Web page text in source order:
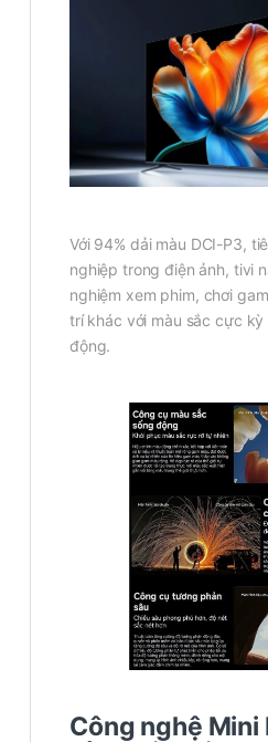
Với 94% dải màu DCI-P3,
nghiệp trong điện ảnh, tivi
nghiệm xem phim, chơi
trí khác với màu sắc cực
động.
Công nghệ Mini